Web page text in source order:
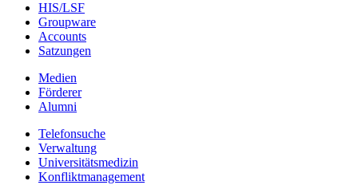
HIS/LSF
Groupware
Accounts
Satzungen
Medien
Förderer
Alumni
Telefonsuche
Verwaltung
Universitätsmedizin
Konfliktmanagement